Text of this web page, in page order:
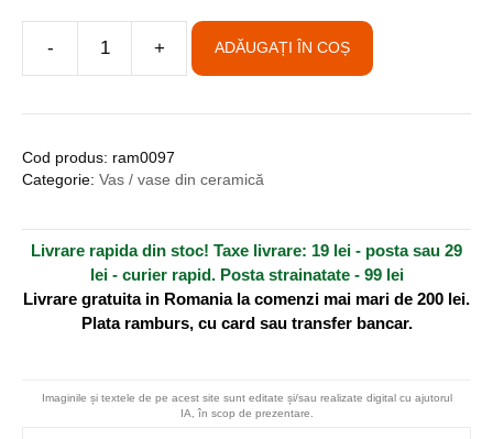
-
Cantitate
decorativ
ceramică
românească
-
ulcior
+ ADĂUGAȚI ÎN COȘ
e
n
t
e
Cod produs: ram0097
Categorie: Vas / vase din ceramică
Livrare rapida din stoc! Taxe livrare: 19 lei - posta sau 29
lei - curier rapid. Posta strainatate - 99 lei
Livrare gratuita in Romania la comenzi mai mari de 200 lei.
Plata ramburs, cu card sau transfer bancar.
Imaginile și textele de pe acest site sunt editate și/sau realizate digital cu ajutorul
IA, în scop de prezentare.